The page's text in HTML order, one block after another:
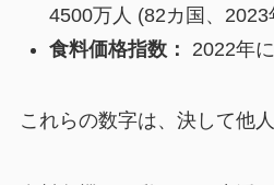
4500万人 (82カ国、2023
食料価格指数：
2022年
これらの数字は、決して他